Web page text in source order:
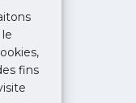
fins